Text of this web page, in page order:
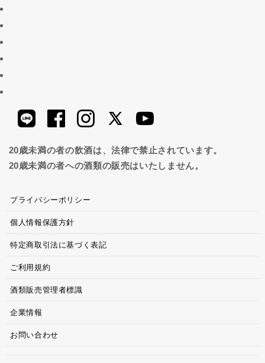
20歳未満の者の飲酒は、法律で禁止されています。
20歳未満の者への酒類の販売はいたしません。
プライバシーポリシー
個人情報保護方針
特定商取引法に基づく表記
ご利用規約
酒類販売管理者標識
企業情報
お問い合わせ